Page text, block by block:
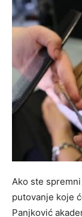
Ako ste
putovanje koje
Panjković